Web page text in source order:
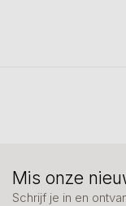
Mis onze
Schrijf je in en